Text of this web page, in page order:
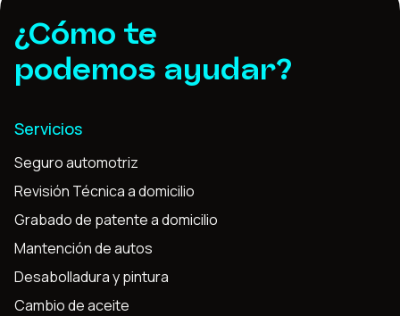
¿Cómo te
podemos ayudar?
Servicios
Seguro automotriz
Revisión Técnica a domicilio
Grabado de patente a domicilio
Mantención de autos
Desabolladura y pintura
Cambio de aceite